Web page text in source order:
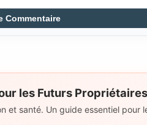
Commentaire
les Futurs Propriétaires
santé. Un guide essentiel pour